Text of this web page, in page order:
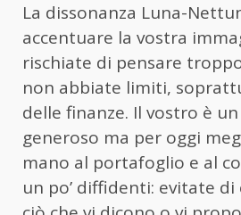
La dissonanza Luna-
accentuare la vostra
rischiate di pensare
non abbiate limiti,
delle finanze. Il vostro è
generoso ma per oggi
mano al portafoglio e al
un po’ diffidenti: evitate